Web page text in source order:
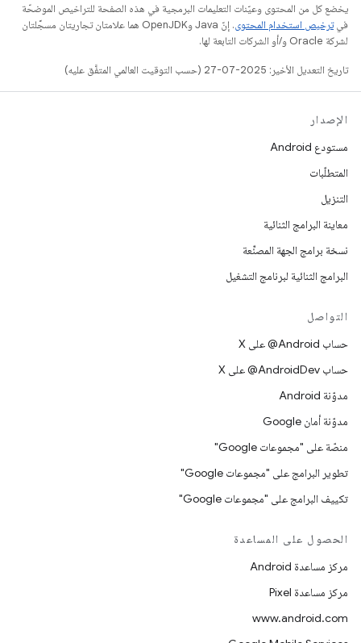
يخضع كل من المحتوى وعيّنات التعليمات البرمجية في هذه الصفحة للتراخيص الموضحّة
فيترخيص استخدام المحتوى
. إنّ Java وOpenJDK هما علامتان تجاريتان مسجَّلتان
لشركة Oracle و/أو الشركات التابعة لها.
تاريخ التعديل الأخير: 2025-07-27 (حسب التوقيت العالمي المتفَّق عليه)
الإصدار
مستودع Android
المتطلّبات
التنزيل
معاينة البرامج الثنائية
نسخة برامج الجهة المصنِّعة
البرامج الثنائية لبرنامج التشغيل
التواصل
حساب ‎@Android على X
حساب ‎@AndroidDev على X
مدوّنة Android
مدوّنة أمان Google
منصّة على "مجموعات Google"
تطوير البرامج على "مجموعات Google"
تكييف البرامج على "مجموعات Google"
الحصول على المساعدة
مركز مساعدة Android
مركز مساعدة Pixel
www.android.com